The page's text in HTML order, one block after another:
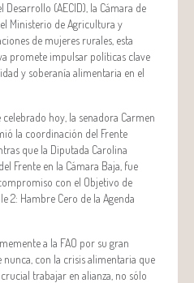
(AECID), la Cámara de
Ministerio de Agricultura y
de mujeres rurales, esta
promete impulsar políticas clave
y soberanía alimentaria en el
hoy, la senadora Carmen
la coordinación del Frente
que la Diputada Carolina
Frente en la Cámara Baja, fue
con el Objetivo de
2: Hambre Cero de la Agenda
a la FAO por su gran
nunca, con la crisis alimentaria que
trabajar en alianza, no sólo